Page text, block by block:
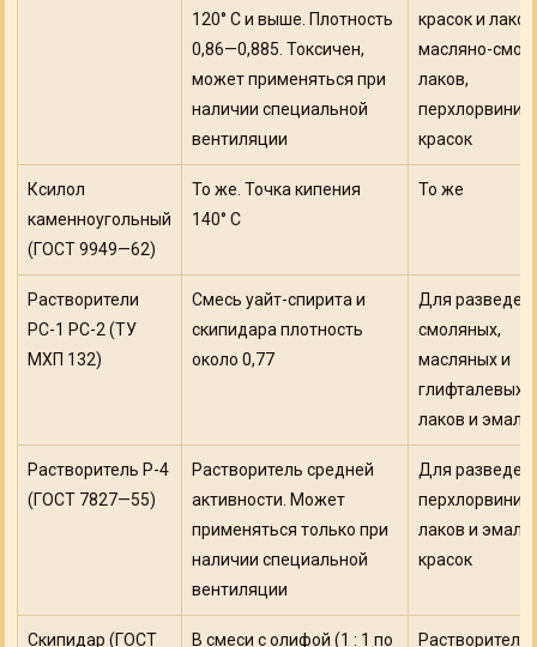
120° С и выше. Плотность
0,86—0,885. Токсичен,
может применяться при
наличии специальной
вентиляции
красок и
масляно-
лаков,
красок
Ксилол
каменноугольный
(ГОСТ 9949—62)
То же. Точка кипения
140° С
То же
Растворители
РС-1 РС-2 (ТУ
МХП 132)
Смесь уайт-спирита и
скипидара плотность
около 0,77
Для
смоляных,
масляных и
глифталевых
лаков и
Растворитель Р-4
(ГОСТ 7827—55)
Растворитель средней
активности. Может
применяться только при
наличии специальной
вентиляции
Для
лаков и
красок
Скипидар (ГОСТ
В смеси с олифой (1 : 1 по
Растворитель